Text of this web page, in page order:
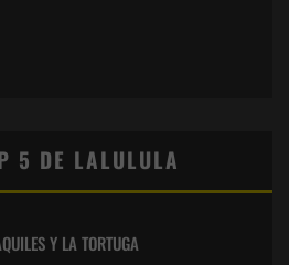
5 DE LALULULA
Y LA TORTUGA